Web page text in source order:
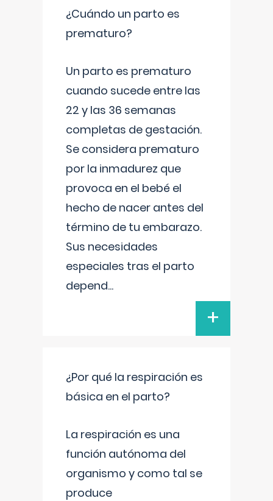
¿Cuándo un parto es
prematuro?
Un parto es prematuro
cuando sucede entre las
22 y las 36 semanas
completas de gestación.
Se considera prematuro
por la inmadurez que
provoca en el bebé el
hecho de nacer antes del
término de tu embarazo.
Sus necesidades
especiales tras el parto
depend...
+
¿Por qué la respiración es
básica en el parto?
La respiración es una
función autónoma del
organismo y como tal se
produce